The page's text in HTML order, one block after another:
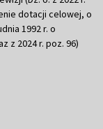
dotacji celowej, o
1992 r. o
z 2024 r. poz. 96)